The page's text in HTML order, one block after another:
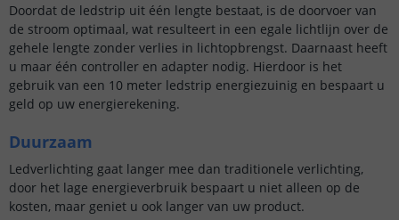
Doordat de ledstrip uit één lengte bestaat, is de doorvoer van
de stroom optimaal, wat resulteert in een egale lichtlijn over de
gehele lengte zonder verlies in lichtopbrengst. Daarnaast heeft
u maar één controller en adapter nodig. Hierdoor is het
gebruik van een 10 meter ledstrip energiezuinig en bespaart u
geld op uw energierekening.
Duurzaam
Ledverlichting gaat langer mee dan traditionele verlichting,
door het lage energieverbruik bespaart u niet alleen op de
kosten, maar geniet u ook langer van uw product.